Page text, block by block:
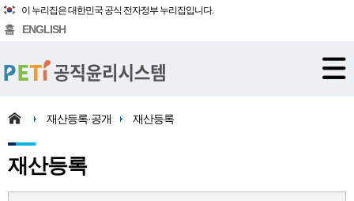
이 누리집은 대한민국 공식 전자정부 누리집입니다.
홈 ENGLISH
재산등록·공개 재산등록
재산등록